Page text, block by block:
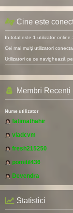
Cine este
In total este 1 utilizator online
Cei mai mulţi utilizatori
Utilizatori ce ce navighează
Membri Recenți
Nume utilizator
fatimathahir
vladcvm
fresh215250
pomitil436
Devendra
Statistici